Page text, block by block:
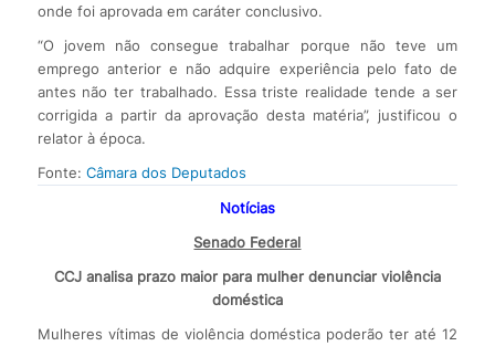
onde foi aprovada em caráter conclusivo.
“O jovem não consegue trabalhar porque não teve um
emprego anterior e não adquire experiência pelo fato de
antes não ter trabalhado. Essa triste realidade tende a ser
corrigida a partir da aprovação desta matéria”, justificou o
relator à época.
Fonte: Câmara dos Deputados
Notícias
Senado Federal
CCJ analisa prazo maior para mulher denunciar violência
doméstica
Mulheres vítimas de violência doméstica poderão ter até 12